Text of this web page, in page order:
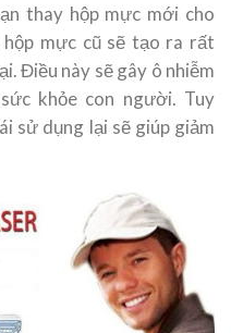
thay hộp mực mới cho
mực cũ sẽ tạo ra rất
Điều này sẽ gây ô nhiễm
khỏe con người. Tuy
sử dụng lại sẽ giúp giảm